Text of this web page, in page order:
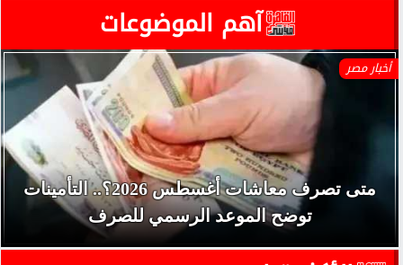
آهم الموضوعات
أخبار مصر
متى تصرف معاشات أغسطس 2026؟.. التأمينات
توضح الموعد الرسمي للصرف